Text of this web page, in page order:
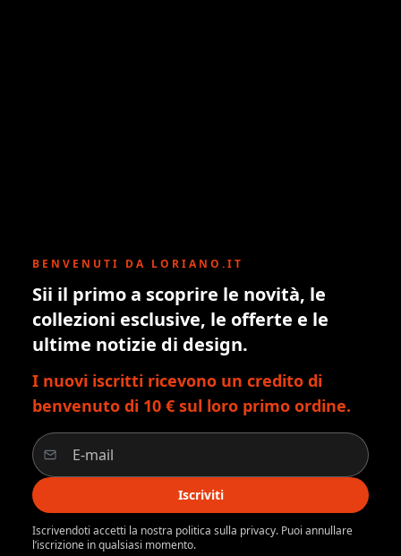
BENVENUTI DA LORIANO.IT
Sii il primo a scoprire le novità, le
collezioni esclusive, le offerte e le
ultime notizie di design.
I nuovi iscritti ricevono un credito di
benvenuto di 10 € sul loro primo ordine.
Iscriviti
Iscrivendoti accetti la nostra politica sulla privacy. Puoi annullare
l’iscrizione in qualsiasi momento.